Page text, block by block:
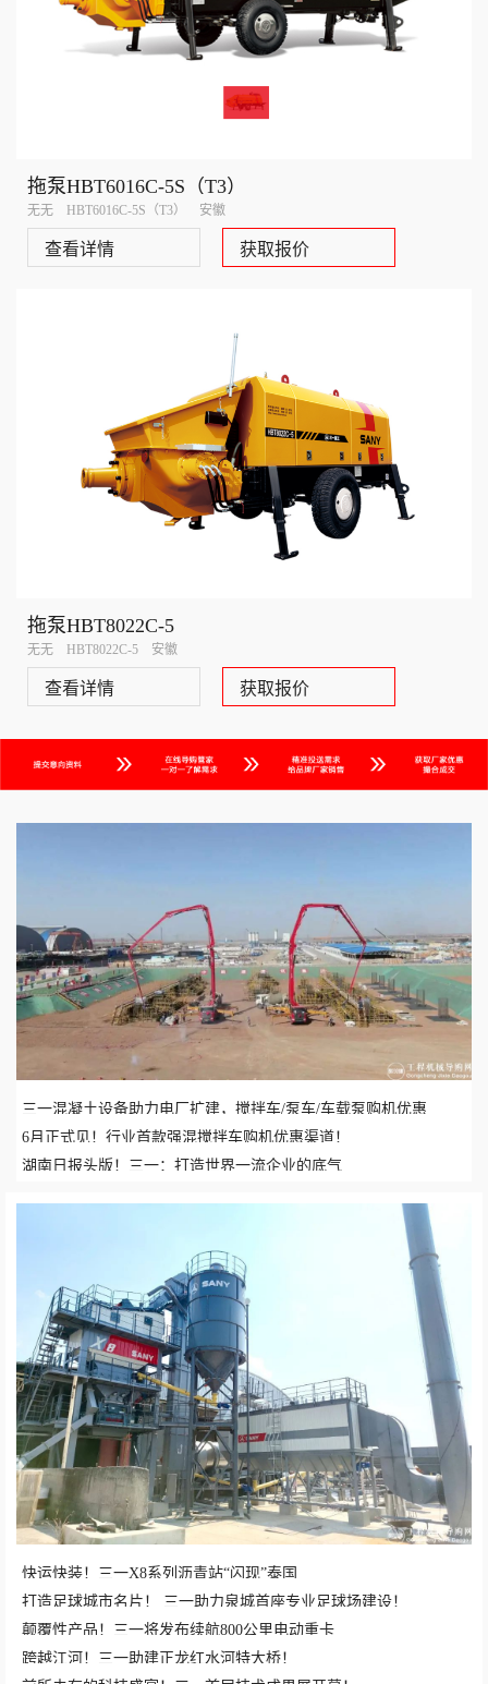
拖泵HBT6016C-5S（T3）
无无 HBT6016C-5S（T3） 安徽
查看详情 获取报价
拖泵HBT8022C-5
无无 HBT8022C-5 安徽
查看详情 获取报价
三一混凝土设备助力电厂扩建，搅拌车/泵车/车载泵购机优惠
6月正式见！行业首款强混搅拌车购机优惠渠道！
湖南日报头版！三一：打造世界一流企业的底气
快运快装！三一X8系列沥青站“闪现”泰国
打造足球城市名片！ 三一助力泉城首座专业足球场建设！
颠覆性产品！三一将发布续航800公里电动重卡
跨越江河！三一助建正龙红水河特大桥！